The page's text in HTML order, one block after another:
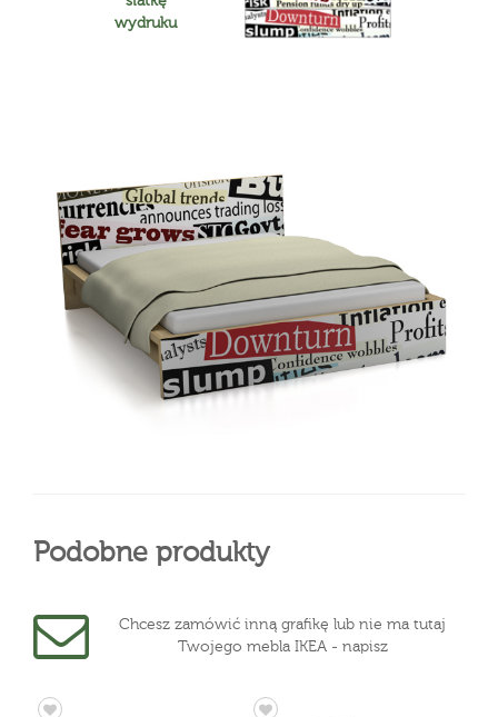
wydruku
Podobne produkty
Chcesz zamówić inną grafikę lub nie ma tutaj
Twojego mebla IKEA - napisz